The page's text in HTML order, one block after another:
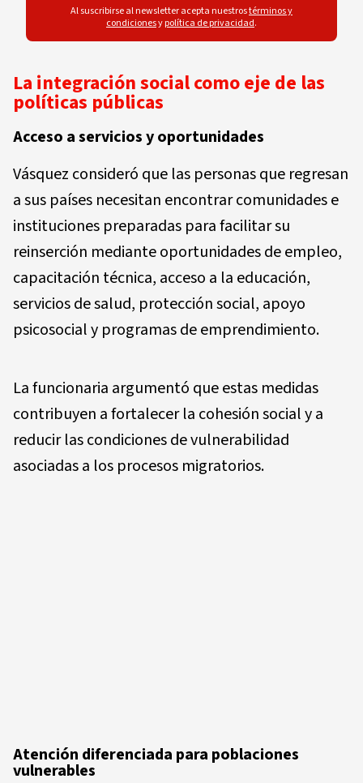
Al suscribirse al newsletter acepta nuestrostérminos y
condicionesypolítica de privacidad.
La integración social como eje de las
políticas públicas
Acceso a servicios y oportunidades
Vásquez consideró que las personas que regresan
a sus países necesitan encontrar comunidades e
instituciones preparadas para facilitar su
reinserción mediante oportunidades de empleo,
capacitación técnica, acceso a la educación,
servicios de salud, protección social, apoyo
psicosocial y programas de emprendimiento.
La funcionaria argumentó que estas medidas
contribuyen a fortalecer la cohesión social y a
reducir las condiciones de vulnerabilidad
asociadas a los procesos migratorios.
Atención diferenciada para poblaciones
vulnerables